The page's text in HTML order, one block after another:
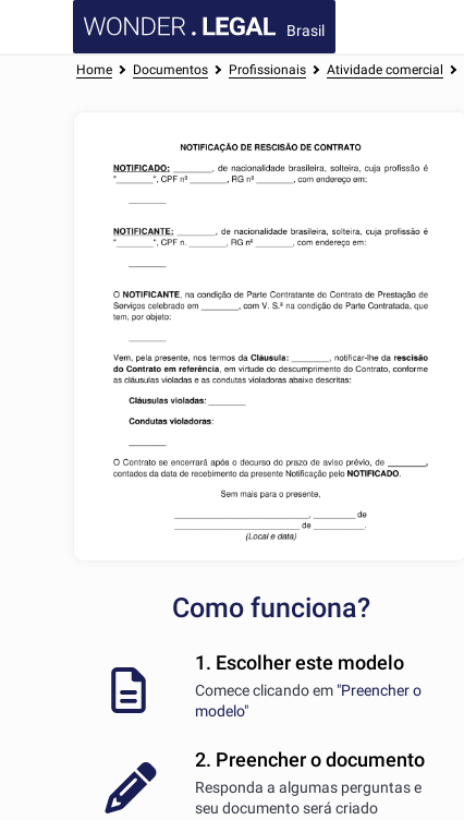
Brasil
Home Documentos Profissionais Atividade comercial
Como funciona?
1. Escolher este modelo
Comece clicando em "Preencher o
modelo"
2. Preencher o documento
Responda a algumas perguntas e
seu documento será criado